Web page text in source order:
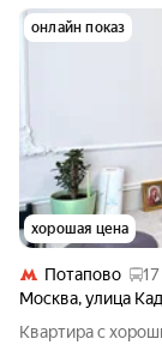
онлайн показ
хорошая цена
Потапово
Москва,улица
Квартира с